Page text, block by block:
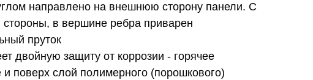
направлено на внешнюю сторону панели. С
стороны, в вершине ребра приварен
пруток
двойную защиту от коррозии - горячее
и поверх слой полимерного (порошкового)